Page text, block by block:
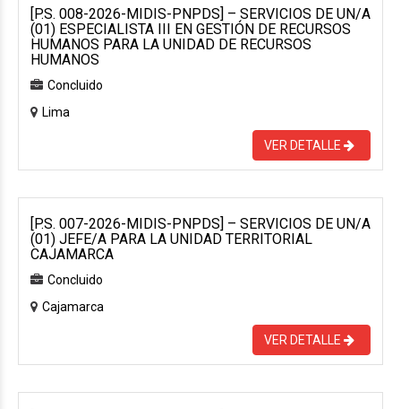
[P.S. 008-2026-MIDIS-PNPDS] – SERVICIOS DE UN/A
(01) ESPECIALISTA III EN GESTIÓN DE RECURSOS
HUMANOS PARA LA UNIDAD DE RECURSOS
HUMANOS
Concluido
Lima
VER DETALLE
[P.S. 007-2026-MIDIS-PNPDS] – SERVICIOS DE UN/A
(01) JEFE/A PARA LA UNIDAD TERRITORIAL
CAJAMARCA
Concluido
Cajamarca
VER DETALLE